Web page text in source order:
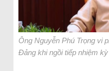
Ông Nguyễn Phú Trọng vi
Đảng khi ngồi tiếp nhiệm